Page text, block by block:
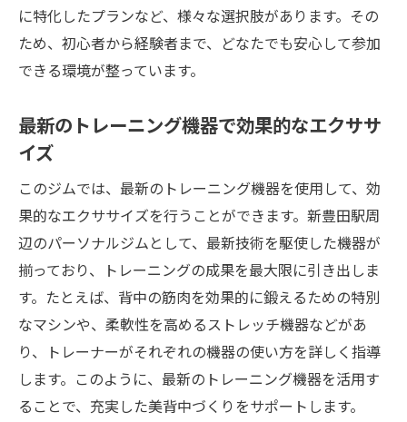
ジム選びのポイントと注意点
口コミで評判の良いジム紹介
初心者から経験者まで対応可能
女性のための特別プログラム
新豊田駅近くの女性専用ジムで理想の背中を手
に入れよう
ジムに通うことで得られるメリット
背中美人になるための具体的なトレーニン
グ
モチベーションを保つための工夫
ジムで使える便利なアイテム紹介
に特化したプランなど、様々な選択肢があります。その
ため、初心者から経験者まで、どなたでも安心して参加
できる環境が整っています。
最新のトレーニング機器で効果的なエクササ
イズ
このジムでは、最新のトレーニング機器を使用して、効
果的なエクササイズを行うことができます。新豊田駅周
辺のパーソナルジムとして、最新技術を駆使した機器が
揃っており、トレーニングの成果を最大限に引き出しま
す。たとえば、背中の筋肉を効果的に鍛えるための特別
なマシンや、柔軟性を高めるストレッチ機器などがあ
り、トレーナーがそれぞれの機器の使い方を詳しく指導
します。このように、最新のトレーニング機器を活用す
ることで、充実した美背中づくりをサポートします。